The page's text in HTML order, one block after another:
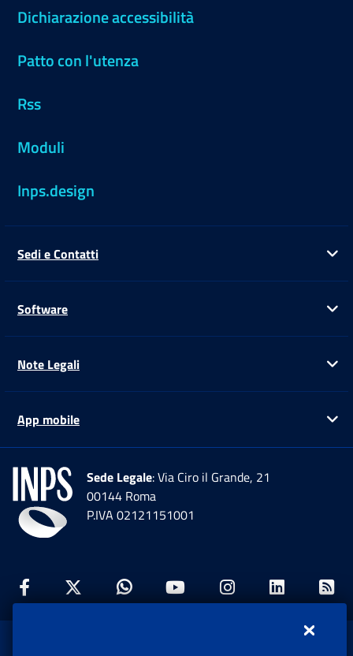
Dichiarazione accessibilità
Patto con l'utenza
Rss
Moduli
Inps.design
Sedi e Contatti
Software
Note Legali
App mobile
Sede Legale: Via Ciro il Grande, 21
00144 Roma
P.IVA 02121151001
Facebook: Apre una nuova finestra
Twitter: Apre una nuova finestra
Whatsapp: Apre una nuova
Youtube: Apre una
Instagram: